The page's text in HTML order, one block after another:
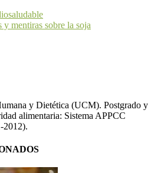
y mentiras sobre la soja
y Dietética (UCM). Postgrado y
alimentaria: Sistema APPCC
2012).